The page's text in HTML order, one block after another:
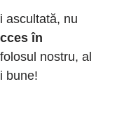
ascultată, nu
în
nostru, al
bune!